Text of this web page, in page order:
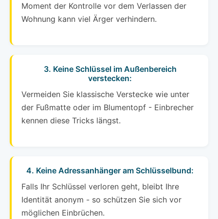
Moment der Kontrolle vor dem Verlassen der
Wohnung kann viel Ärger verhindern.
3. Keine Schlüssel im Außenbereich
verstecken:
Vermeiden Sie klassische Verstecke wie unter
der Fußmatte oder im Blumentopf - Einbrecher
kennen diese Tricks längst.
4. Keine Adressanhänger am Schlüsselbund:
Falls Ihr Schlüssel verloren geht, bleibt Ihre
Identität anonym - so schützen Sie sich vor
möglichen Einbrüchen.